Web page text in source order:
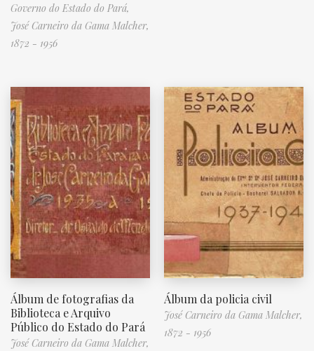
Governo do Estado do Pará,
José Carneiro da Gama Malcher,
1872 - 1956
Álbum de fotografias da
Biblioteca e Arquivo
Público do Estado do Pará
José Carneiro da Gama Malcher,
Álbum da policia civil
José Carneiro da Gama Malcher,
1872 - 1956